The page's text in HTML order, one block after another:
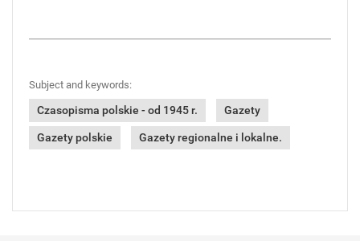
Subject and keywords:
Czasopisma polskie - od 1945 r. Gazety
Gazety polskie Gazety regionalne i lokalne.